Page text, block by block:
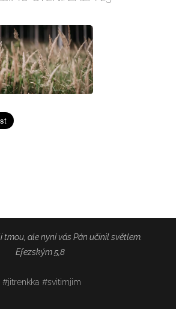
tmou, ale nyní vás Pán učinil světlem.
Efezským 5,8
#jitrenkka #svitimjim